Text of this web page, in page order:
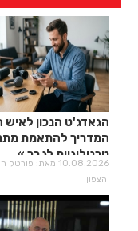
הגאדג'ט הנכון לאיש
המדריך להתאמת
טכנולוגיות לגבר
10.08.2026 מאת: פורטל
והצפון